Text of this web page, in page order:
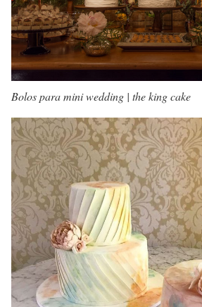
Bolos para mini wedding | the king cake